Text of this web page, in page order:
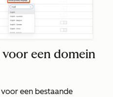
een domein
een bestaande